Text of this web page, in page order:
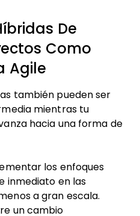
De
Como
Agile
también pueden ser
mientras tu
hacia una forma de
los enfoques
inmediato en las
a gran escala.
un cambio